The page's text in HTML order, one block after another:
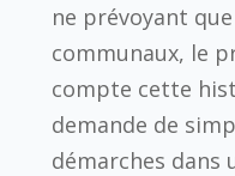
ne prévoyant
communaux, le
compte cette
demande de
démarches dans